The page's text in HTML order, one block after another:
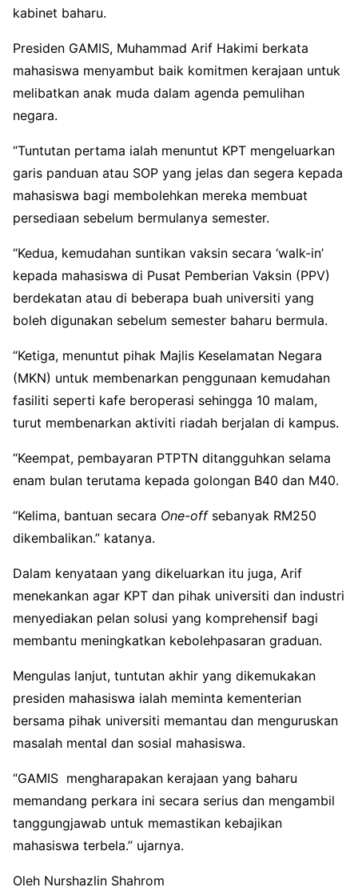
kabinet baharu.
Presiden GAMIS, Muhammad Arif Hakimi berkata
mahasiswa menyambut baik komitmen kerajaan untuk
melibatkan anak muda dalam agenda pemulihan
negara.
“Tuntutan pertama ialah menuntut KPT mengeluarkan
garis panduan atau SOP yang jelas dan segera kepada
mahasiswa bagi membolehkan mereka membuat
persediaan sebelum bermulanya semester.
“Kedua, kemudahan suntikan vaksin secara ‘walk-in’
kepada mahasiswa di Pusat Pemberian Vaksin (PPV)
berdekatan atau di beberapa buah universiti yang
boleh digunakan sebelum semester baharu bermula.
“Ketiga, menuntut pihak Majlis Keselamatan Negara
(MKN) untuk membenarkan penggunaan kemudahan
fasiliti seperti kafe beroperasi sehingga 10 malam,
turut membenarkan aktiviti riadah berjalan di kampus.
“Keempat, pembayaran PTPTN ditangguhkan selama
enam bulan terutama kepada golongan B40 dan M40.
“Kelima, bantuan secara One-off sebanyak RM250
dikembalikan.” katanya.
Dalam kenyataan yang dikeluarkan itu juga, Arif
menekankan agar KPT dan pihak universiti dan industri
menyediakan pelan solusi yang komprehensif bagi
membantu meningkatkan kebolehpasaran graduan.
Mengulas lanjut, tuntutan akhir yang dikemukakan
presiden mahasiswa ialah meminta kementerian
bersama pihak universiti memantau dan menguruskan
masalah mental dan sosial mahasiswa.
“GAMIS mengharapakan kerajaan yang baharu
memandang perkara ini secara serius dan mengambil
tanggungjawab untuk memastikan kebajikan
mahasiswa terbela.” ujarnya.
Oleh Nurshazlin Shahrom